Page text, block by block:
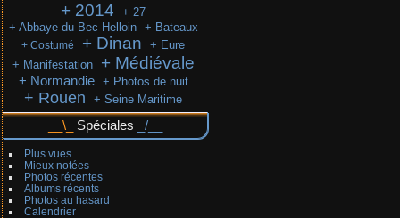
+ 2014
+ 27
+ Abbaye du Bec-Helloin
+ Bateaux
+ Costumé + Dinan
+ Eure
+ Manifestation
+ Médiévale
+ Normandie + Photos de nuit
+ Rouen + Seine Maritime
Spéciales
Plus vues
Mieux notées
Photos récentes
Albums récents
Photos au hasard
Calendrier